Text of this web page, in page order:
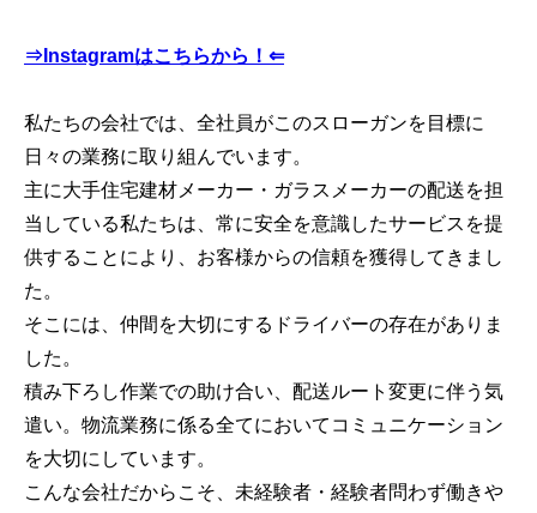
⇒Instagramはこちらから！⇐
私たちの会社では、全社員がこのスローガンを目標に
日々の業務に取り組んでいます。
主に大手住宅建材メーカー・ガラスメーカーの配送を担
当している私たちは、常に安全を意識したサービスを提
供することにより、お客様からの信頼を獲得してきまし
た。
そこには、仲間を大切にするドライバーの存在がありま
した。
積み下ろし作業での助け合い、配送ルート変更に伴う気
遣い。物流業務に係る全てにおいてコミュニケーション
を大切にしています。
こんな会社だからこそ、未経験者・経験者問わず働きや